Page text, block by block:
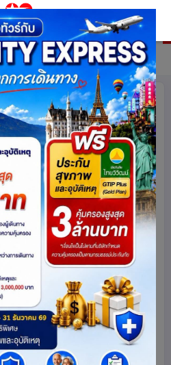
ดทัวร์
รย์ต้าจู๋ มรดกโลกแห่ง
ดย์ 4วัน 3คืน โดย
ย (FD)
รหัสโปรแกรม :15988